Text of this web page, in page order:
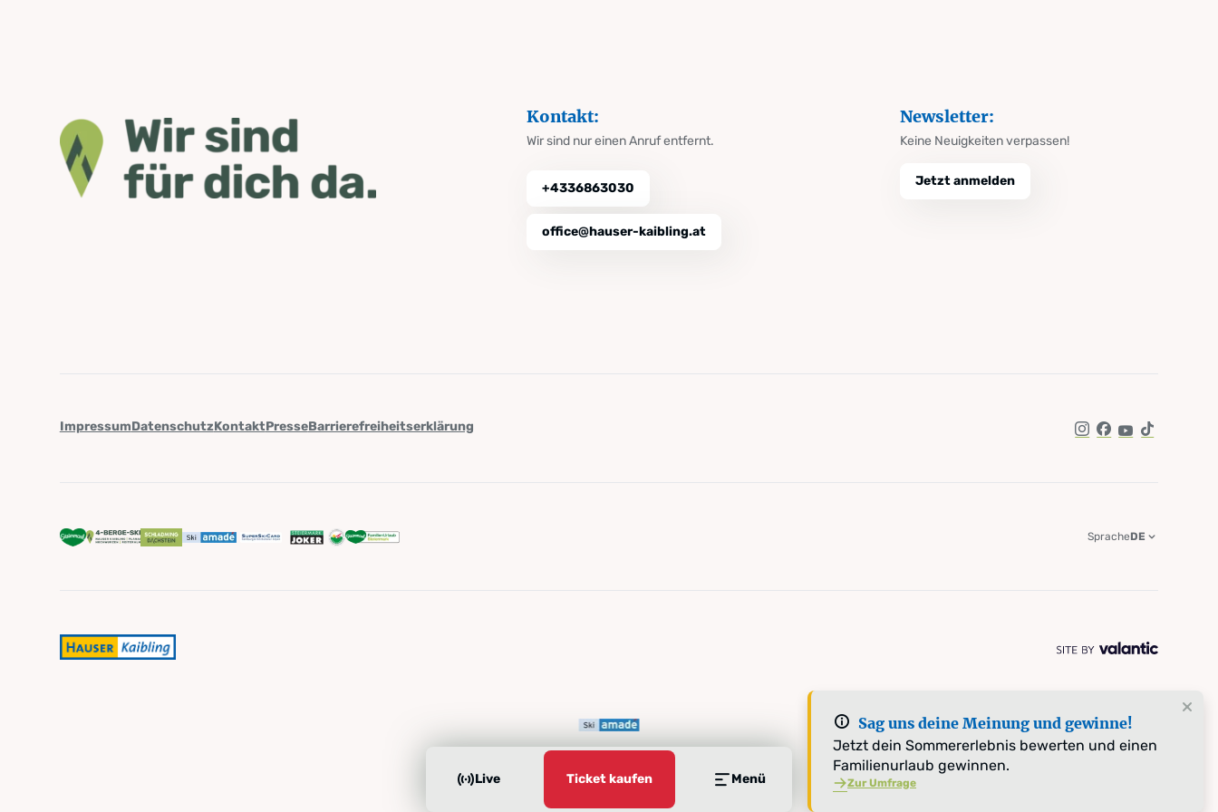
Live Ticket kaufen Menü
Sag uns deine Meinung und gewinne!
Jetzt dein Sommererlebnis bewerten und einen
Familienurlaub gewinnen.
Zur Umfrage
Kontakt:
Wir sind nur einen Anruf entfernt.
+4336863030
office@hauser-kaibling.at
Newsletter:
Keine Neuigkeiten verpassen!
Jetzt anmelden
ImpressumDatenschutzKontaktPresseBarrierefreiheitserklärung
Instagram
Facebook
YouTube
TikTok
SpracheDE